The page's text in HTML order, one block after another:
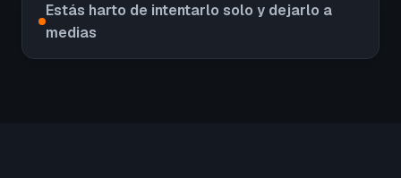
Estás harto de intentarlo solo y dejarlo a
medias